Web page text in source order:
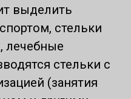
выделить
стельки
лечебные
стельки с
(занятия